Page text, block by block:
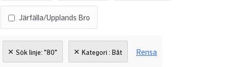
Järfälla/Upplands Bro
Sök linje: "80" Kategori : Båt Rensa